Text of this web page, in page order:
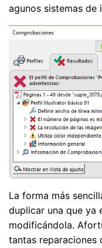
agunos sistemas de
La forma más
duplicar una que ya
modificándola.
tantas reparaciones